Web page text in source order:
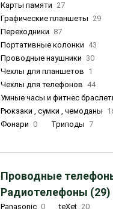
Карты памяти 27
Графические планшеты 29
Переходники 87
Портативные колонки 43
Проводные наушники 30
Чехлы для планшетов 1
Чехлы для телефонов 44
Умные часы и фитнес
Рюкзаки , сумки , чемоданы
Фонари 0 Триподы 7
Проводные
Радиотелефоны (29)
Panasonic 0 teXet 20